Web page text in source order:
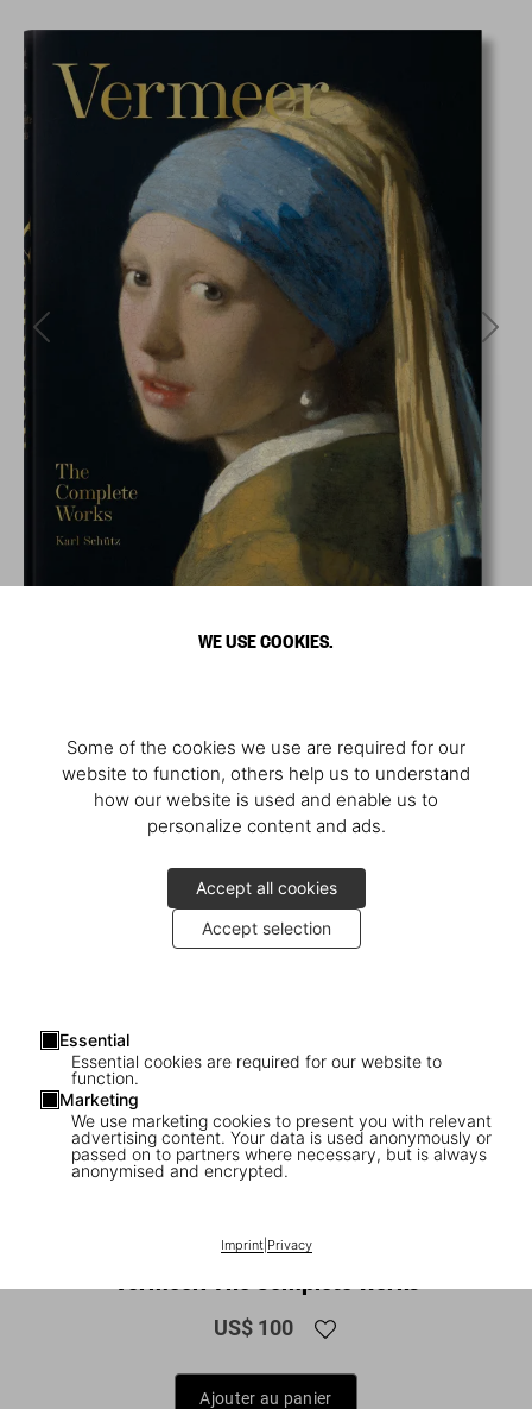
WE USE COOKIES.
Some of the cookies we use are required for our
website to function, others help us to understand
how our website is used and enable us to
personalize content and ads.
Accept all cookies
Accept selection
Essential
Essential cookies are required for our website to
function.
Marketing
We use marketing cookies to present you with relevant
advertising content. Your data is used anonymously or
passed on to partners where necessary, but is always
anonymised and encrypted.
Imprint| Privacy
1/13
XL
US$ 100
Ajouter au panier